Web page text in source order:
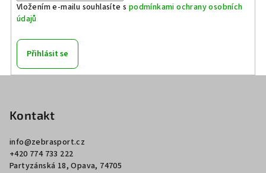
Vložením e-mailu souhlasíte s podmínkami ochrany osobních
údajů
Přihlásit se
Kontakt
info@zebrasport.cz
+420 774 733 222
Partyzánská 18, Opava, 74705